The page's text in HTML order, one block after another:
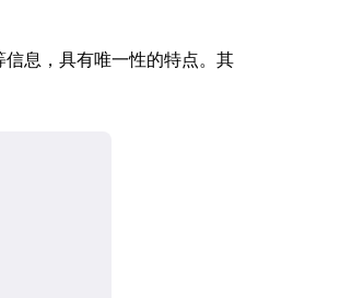
息，具有唯一性的特点。其